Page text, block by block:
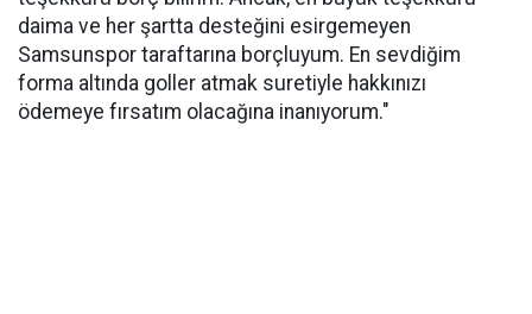
daima ve her şartta desteğini esirgemeyen
Samsunspor taraftarına borçluyum. En sevdiğim
forma altında goller atmak suretiyle hakkınızı
ödemeye fırsatım olacağına inanıyorum."